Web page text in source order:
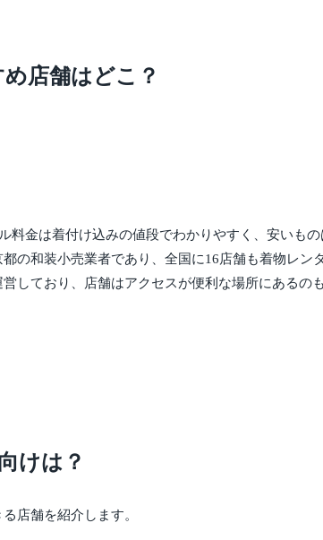
店舗はどこ？
金は着付け込みの値段でわかりやすく、安いも
の和装小売業者であり、全国に16店舗も着物レ
しており、店舗はアクセスが便利な場所にあるの
けは？
店舗を紹介します。